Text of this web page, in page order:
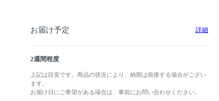
お届け予定 詳細
2週間程度
上記は目安です。商品の状況により、納期は前後する場合がござい
ます。
お届け日にご希望がある場合は、事前にお問い合わせください。